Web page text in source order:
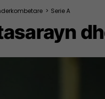
> Serie A